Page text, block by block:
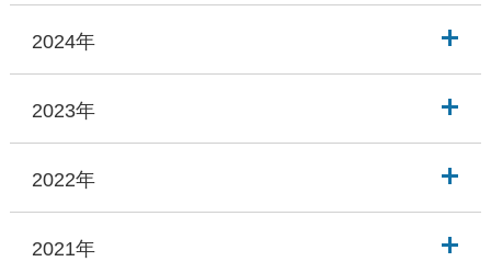
2024年
2023年
2022年
2021年